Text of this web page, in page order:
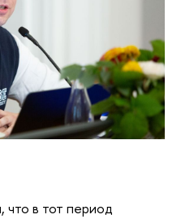
в тот период